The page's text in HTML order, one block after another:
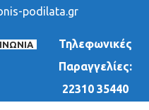
podilata.gr
Τηλεφωνικές
Παραγγελίες:
22310 35440